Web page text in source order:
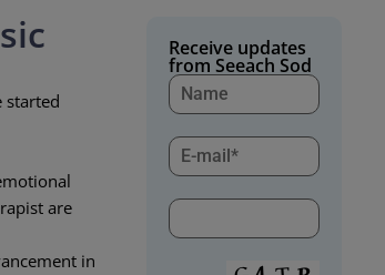
Receive updates
from Seeach Sod
started
are
in